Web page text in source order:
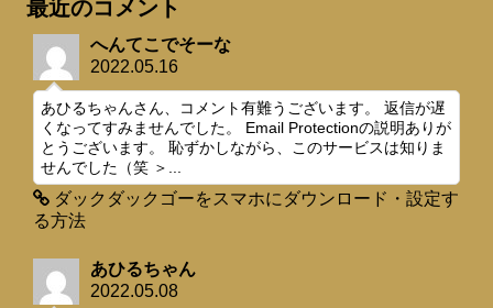
最近のコメント
へんてこでそーな
2022.05.16
あひるちゃんさん、コメント有難うございます。 返信が遅
くなってすみませんでした。 Email Protectionの説明ありが
とうございます。 恥ずかしながら、このサービスは知りま
せんでした（笑 ＞...
ダックダックゴーをスマホにダウンロード・設定す
る方法
あひるちゃん
2022.05.08